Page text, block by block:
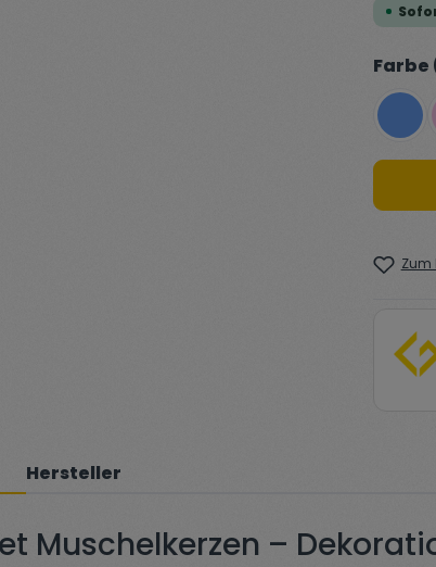
Farbe
Blue
Zum
Hersteller
Muschelkerzen –